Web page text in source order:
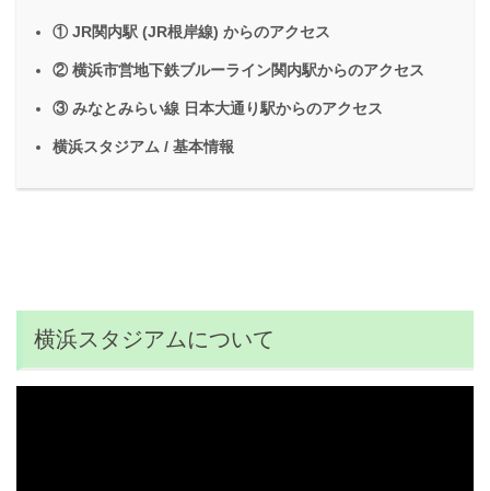
① JR関内駅 (JR根岸線) からのアクセス
② 横浜市営地下鉄ブルーライン関内駅からのアクセス
③ みなとみらい線 日本大通り駅からのアクセス
横浜スタジアム / 基本情報
横浜スタジアムについて